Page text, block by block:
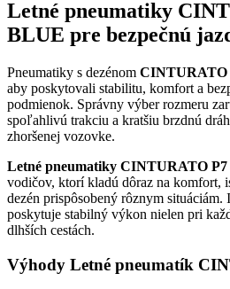
Letné pneumatiky
BLUE pre bezpečnú
Pneumatiky s dezénom CINTURATO
aby poskytovali stabilitu, komfort a
podmienok. Správny výber rozmeru
spoľahlivú trakciu a kratšiu brzdnú
zhoršenej vozovke.
Letné pneumatiky CINTURATO
vodičov, ktorí kladú dôraz na komfort,
dezén prispôsobený rôznym situáciám.
poskytuje stabilný výkon nielen pri
dlhších cestách.
Výhody Letné pneumatík